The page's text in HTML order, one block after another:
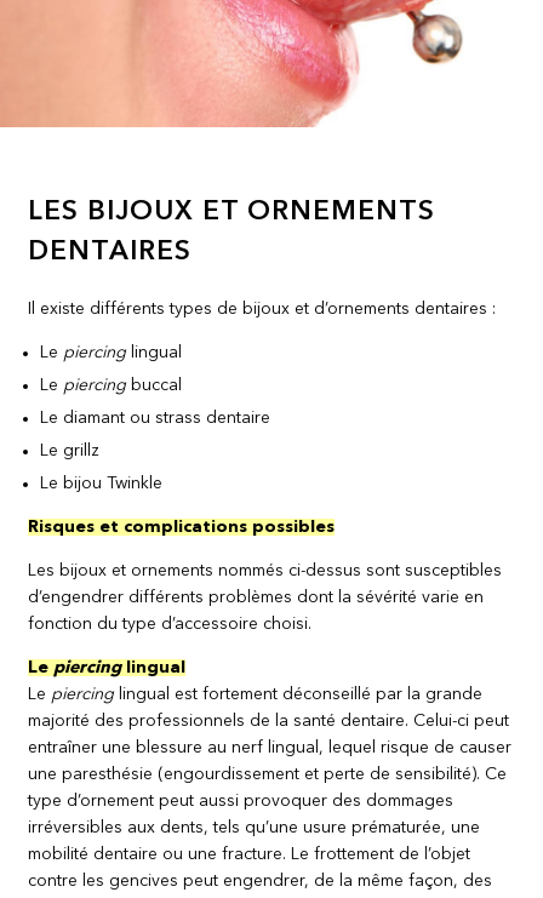
LES BIJOUX ET ORNEMENTS
DENTAIRES
Il existe différents types de bijoux et d’ornements dentaires :
Le piercinglingual
Le piercingbuccal
Le diamant ou strass dentaire
Le grillz
Le bijou Twinkle
Risques et complications possibles
Les bijoux et ornements nommés ci-dessus sont susceptibles
d’engendrer différents problèmes dont la sévérité varie en
fonction du type d’accessoire choisi.
Le piercinglingual
Le piercinglingual est fortement déconseillé par la grande
majorité des professionnels de la santé dentaire. Celui-ci peut
entraîner une blessure au nerf lingual, lequel risque de causer
une paresthésie (engourdissement et perte de sensibilité). Ce
type d’ornement peut aussi provoquer des dommages
irréversibles aux dents, tels qu’une usure prématurée, une
mobilité dentaire ou une fracture. Le frottement de l’objet
contre les gencives peut engendrer, de la même façon, des